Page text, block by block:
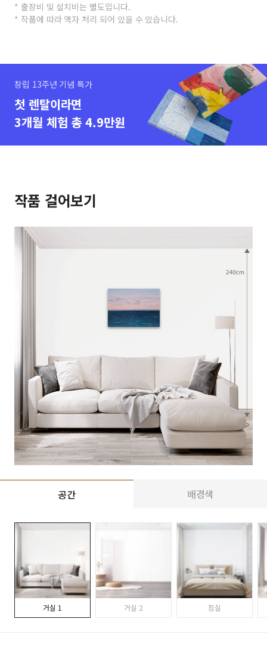
* 출장비 및 설치비는 별도입니다.
* 작품에 따라 액자 처리 되어 있을 수 있습니다.
창립 13주년 기념 특가
첫 렌탈이라면
3개월 체험 총 4.9만원
작품 걸어보기
공간 배경색
거실 1 거실 2 침실